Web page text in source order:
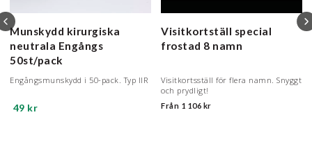
Munskydd kirurgiska
neutrala Engångs
50st/pack
Engångsmunskydd i 50-pack. Typ IIR
49 kr
Visitkortställ special
frostad 8 namn
Visitkortsställ för flera namn. Snyggt
och prydligt!
Från 1 106 kr